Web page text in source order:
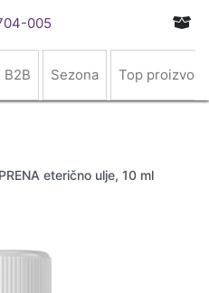
005
B2B Sezona Top proizvodi
eterično ulje, 10 ml